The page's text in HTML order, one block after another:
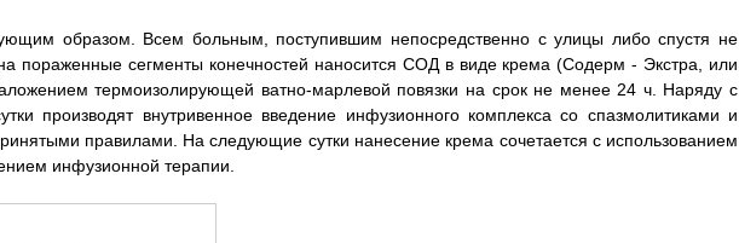
образом. Всем больным, поступившим непосредственно с улицы либо спустя не
пораженные сегменты конечностей наносится СОД в виде крема (Содерм - Экстра, или
термоизолирующей ватно-марлевой повязки на срок не менее 24 ч. Наряду с
производят внутривенное введение инфузионного комплекса со спазмолитиками и
правилами. На следующие сутки нанесение крема сочетается с использованием
инфузионной терапии.